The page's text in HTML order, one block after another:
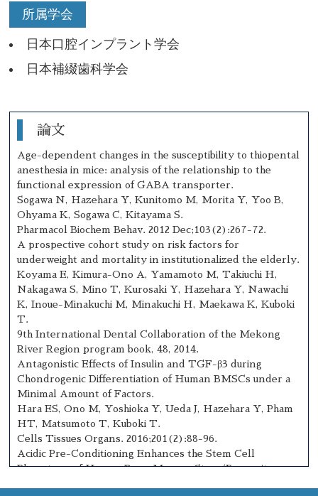
所属学会
日本口腔インプラント学会
日本補綴歯科学会
論文
Age-dependent changes in the susceptibility to thiopental
anesthesia in mice: analysis of the relationship to the
functional expression of GABA transporter.
Sogawa N, Hazehara Y, Kunitomo M, Morita Y, Yoo B,
Ohyama K, Sogawa C, Kitayama S.
Pharmacol Biochem Behav. 2012 Dec;103(2):267-72.
A prospective cohort study on risk factors for
underweight and mortality in institutionalized the elderly.
Koyama E, Kimura-Ono A, Yamamoto M, Takiuchi H,
Nakagawa S, Mino T, Kurosaki Y, Hazehara Y, Nawachi
K, Inoue-Minakuchi M, Minakuchi H, Maekawa K, Kuboki
T.
9th International Dental Collaboration of the Mekong
River Region program book, 48, 2014.
Antagonistic Effects of Insulin and TGF-β3 during
Chondrogenic Differentiation of Human BMSCs under a
Minimal Amount of Factors.
Hara ES, Ono M, Yoshioka Y, Ueda J, Hazehara Y, Pham
HT, Matsumoto T, Kuboki T.
Cells Tissues Organs. 2016;201(2):88-96.
Acidic Pre-Conditioning Enhances the Stem Cell
Phenotype of Human Bone Marrow Stem/Progenitor